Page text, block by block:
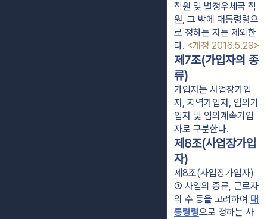
직원 및 별정우체국 직
원, 그 밖에 대통령령으
로 정하는 자는 제외한
다. <개정 2016.5.29>
제7조(가입자의 종
류)
가입자는 사업장가입
자, 지역가입자, 임의가
입자 및 임의계속가입
자로 구분한다.
제8조(사업장가입
자)
제8조(사업장가입자)
① 사업의 종류, 근로자
의 수 등을 고려하여 대
통령령으로 정하는 사